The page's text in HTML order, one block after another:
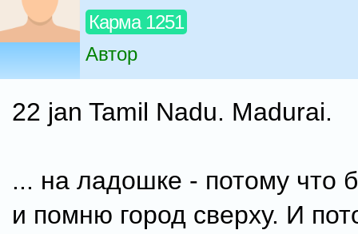
Карма 1251
Автор
22 jan Tamil Nadu. Madurai.
... на ладошке - потому что
и помню город сверху. И